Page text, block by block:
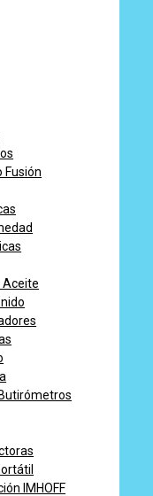
Fusión
Aceite
IMHOFF